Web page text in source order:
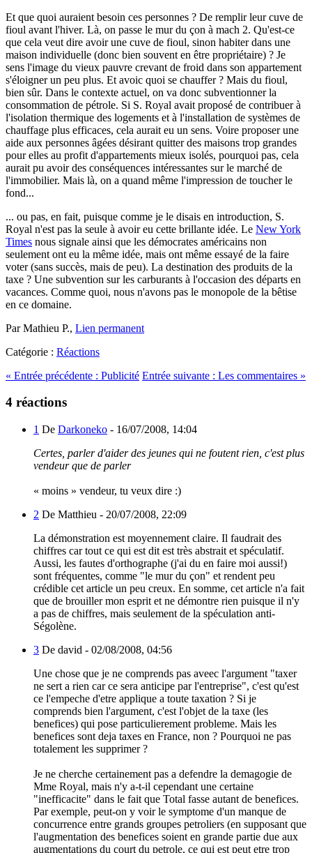
Et que quoi auraient besoin ces personnes ? De remplir leur cuve de
fioul avant l'hiver. Là, on passe le mur du çon à mach 2. Qu'est-ce
que cela veut dire avoir une cuve de fioul, sinon habiter dans une
maison individuelle (donc bien souvent en être propriétaire) ? Je
sens l'image du vieux pauvre crevant de froid dans son appartement
s'éloigner un peu plus. Et avoic quoi se chauffer ? Mais du fioul,
bien sûr. Dans le contexte actuel, on va donc subventionner la
consommation de pétrole. Si S. Royal avait proposé de contribuer à
l'isolation thermique des logements et à l'installation de systèmes de
chauffage plus efficaces, cela aurait eu un sens. Voire proposer une
aide aux personnes âgées désirant quitter des maisons trop grandes
pour elles au profit d'appartements mieux isolés, pourquoi pas, cela
aurait pu avoir des conséquences intéressantes sur le marché de
l'immobilier. Mais là, on a quand même l'impression de toucher le
fond...
... ou pas, en fait, puisque comme je le disais en introduction, S.
Royal n'est pas la seule à avoir eu cette brillante idée. Le New York
Times nous signale ainsi que les démocrates américains non
seulement ont eu la même idée, mais ont même essayé de la faire
voter (sans succès, mais de peu). La destination des produits de la
taxe ? Une subvention sur les carburants à l'occasion des départs en
vacances. Comme quoi, nous n'avons pas le monopole de la bêtise
en ce domaine.
Par Mathieu P., Lien permanent
Catégorie : Réactions
« Entrée précédente : Publicité Entrée suivante : Les commentaires »
4 réactions
1 De Darkoneko - 16/07/2008, 14:04
Certes, parler d'aider des jeunes qui ne foutent rien, c'est plus
vendeur que de parler
« moins » vendeur, tu veux dire :)
2 De Matthieu - 20/07/2008, 22:09
La démonstration est moyennement claire. Il faudrait des
chiffres car tout ce qui est dit est très abstrait et spéculatif.
Aussi, les fautes d'orthographe (j'ai du en faire moi aussi!)
sont fréquentes, comme "le mur du çon" et rendent peu
crédible cet article un peu creux. En somme, cet article n'a fait
que de brouiller mon esprit et ne démontre rien puisque il n'y
a pas de chiffres, mais seulement de la spéculation anti-
Ségolène.
3 De david - 02/08/2008, 04:56
Une chose que je ne comprends pas aveec l'argument "taxer
ne sert a rien car ce sera anticipe par l'entreprise", c'est qu'est
ce l'empeche d'etre applique a toute taxation ? Si je
comprends bien l'argument, c'est l'objet de la taxe (les
benefices) qui pose particulierement probleme. Mais les
benefices sont deja taxes en France, non ? Pourquoi ne pas
totalement les supprimer ?
Je ne cherche certainement pas a defendre la demagogie de
Mme Royal, mais n'y a-t-il cependant une certaine
"inefficacite" dans le fait que Total fasse autant de benefices.
Par exemple, peut-on y voir le symptome d'un manque de
concurrence entre grands groupes petroliers (en supposant que
l'augmentation des benefices soient en grande partie due aux
augmentations du court du petrole, ce qui est peut etre trop